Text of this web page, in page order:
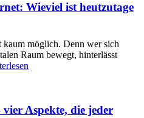
Wieviel ist heutzutage
möglich. Denn wer sich
Raum bewegt, hinterlässt
Aspekte, die jeder